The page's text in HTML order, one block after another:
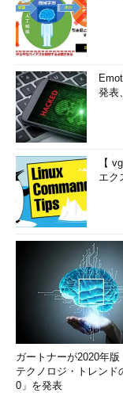
発表
【
エク
ガートナーが2020年版
テクノロジ・トレンド
0」を発表